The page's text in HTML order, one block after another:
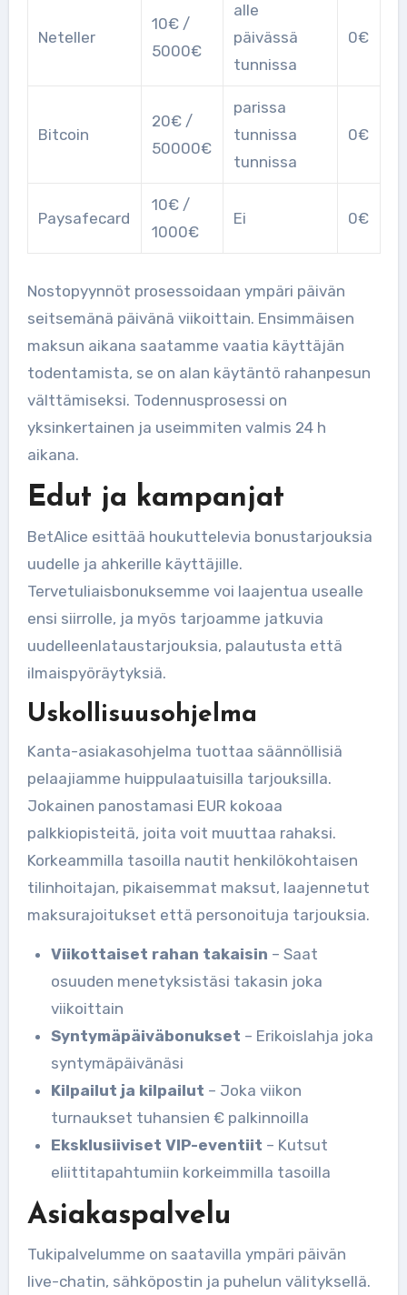
Neteller
10€ /
5000€
alle
päivässä
tunnissa
0€
Bitcoin
20€ /
50000€
parissa
tunnissa
tunnissa
0€
Paysafecard
10€ /
1000€
Ei 0€
Nostopyynnöt prosessoidaan ympäri päivän
seitsemänä päivänä viikoittain. Ensimmäisen
maksun aikana saatamme vaatia käyttäjän
todentamista, se on alan käytäntö rahanpesun
välttämiseksi. Todennusprosessi on
yksinkertainen ja useimmiten valmis 24 h
aikana.
Edut ja kampanjat
BetAlice esittää houkuttelevia bonustarjouksia
uudelle ja ahkerille käyttäjille.
Tervetuliaisbonuksemme voi laajentua usealle
ensi siirrolle, ja myös tarjoamme jatkuvia
uudelleenlataustarjouksia, palautusta että
ilmaispyöräytyksiä.
Uskollisuusohjelma
Kanta-asiakasohjelma tuottaa säännöllisiä
pelaajiamme huippulaatuisilla tarjouksilla.
Jokainen panostamasi EUR kokoaa
palkkiopisteitä, joita voit muuttaa rahaksi.
Korkeammilla tasoilla nautit henkilökohtaisen
tilinhoitajan, pikaisemmat maksut, laajennetut
maksurajoitukset että personoituja tarjouksia.
Viikottaiset rahan takaisin – Saat
osuuden menetyksistäsi takasin joka
viikoittain
Syntymäpäiväbonukset – Erikoislahja joka
syntymäpäivänäsi
Kilpailut ja kilpailut – Joka viikon
turnaukset tuhansien € palkinnoilla
Eksklusiiviset VIP-eventiit – Kutsut
eliittitapahtumiin korkeimmilla tasoilla
Asiakaspalvelu
Tukipalvelumme on saatavilla ympäri päivän
live-chatin, sähköpostin ja puhelun välityksellä.